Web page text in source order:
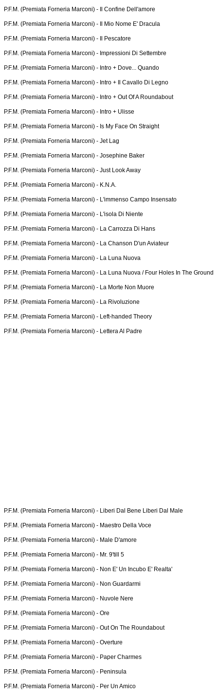
P.F.M. (Premiata Forneria Marconi) - Il Confine Dell'amore
P.F.M. (Premiata Forneria Marconi) - Il Mio Nome E' Dracula
P.F.M. (Premiata Forneria Marconi) - Il Pescatore
P.F.M. (Premiata Forneria Marconi) - Impressioni Di Settembre
P.F.M. (Premiata Forneria Marconi) - Intro + Dove... Quando
P.F.M. (Premiata Forneria Marconi) - Intro + Il Cavallo Di Legno
P.F.M. (Premiata Forneria Marconi) - Intro + Out Of A Roundabout
P.F.M. (Premiata Forneria Marconi) - Intro + Ulisse
P.F.M. (Premiata Forneria Marconi) - Is My Face On Straight
P.F.M. (Premiata Forneria Marconi) - Jet Lag
P.F.M. (Premiata Forneria Marconi) - Josephine Baker
P.F.M. (Premiata Forneria Marconi) - Just Look Away
P.F.M. (Premiata Forneria Marconi) - K.N.A.
P.F.M. (Premiata Forneria Marconi) - L'immenso Campo Insensato
P.F.M. (Premiata Forneria Marconi) - L'isola Di Niente
P.F.M. (Premiata Forneria Marconi) - La Carrozza Di Hans
P.F.M. (Premiata Forneria Marconi) - La Chanson D'un Aviateur
P.F.M. (Premiata Forneria Marconi) - La Luna Nuova
P.F.M. (Premiata Forneria Marconi) - La Luna Nuova / Four Holes In The Ground
P.F.M. (Premiata Forneria Marconi) - La Morte Non Muore
P.F.M. (Premiata Forneria Marconi) - La Rivoluzione
P.F.M. (Premiata Forneria Marconi) - Left-handed Theory
P.F.M. (Premiata Forneria Marconi) - Lettera Al Padre
P.F.M. (Premiata Forneria Marconi) - Liberi Dal Bene Liberi Dal Male
P.F.M. (Premiata Forneria Marconi) - Maestro Della Voce
P.F.M. (Premiata Forneria Marconi) - Male D'amore
P.F.M. (Premiata Forneria Marconi) - Mr. 9'till 5
P.F.M. (Premiata Forneria Marconi) - Non E' Un Incubo E' Realta'
P.F.M. (Premiata Forneria Marconi) - Non Guardarmi
P.F.M. (Premiata Forneria Marconi) - Nuvole Nere
P.F.M. (Premiata Forneria Marconi) - Ore
P.F.M. (Premiata Forneria Marconi) - Out On The Roundabout
P.F.M. (Premiata Forneria Marconi) - Overture
P.F.M. (Premiata Forneria Marconi) - Paper Charmes
P.F.M. (Premiata Forneria Marconi) - Peninsula
P.F.M. (Premiata Forneria Marconi) - Per Un Amico